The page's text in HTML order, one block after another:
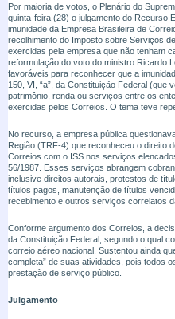
Por maioria de votos, o Plenário do
quinta-feira (28) o julgamento do Recurso
imunidade da Empresa Brasileira de
recolhimento do Imposto sobre Serviços
exercidas pela empresa que não tenham
reformulação do voto do ministro Ricardo
favoráveis para reconhecer que a
150, VI, “a”, da Constituição Federal (que
patrimônio, renda ou serviços entre os
exercidas pelos Correios. O tema teve
No recurso, a empresa pública
Região (TRF-4) que reconheceu o direito
Correios com o ISS nos serviços
56/1987. Esses serviços abrangem
inclusive direitos autorais, protestos de
títulos pagos, manutenção de títulos
recebimento e outros serviços correlatos
Conforme argumento dos Correios, a
da Constituição Federal, segundo o qual
correio aéreo nacional. Sustentou ainda
completa” de suas atividades, pois todos
prestação de serviço público.
Julgamento